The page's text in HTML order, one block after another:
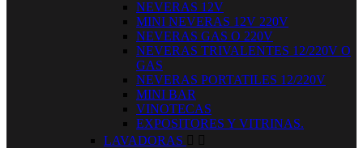
NEVERAS 12V
MINI NEVERAS 12V 220V
NEVERAS GAS O 220V
NEVERAS TRIVALENTES 12/220V O
GAS
NEVERAS PORTATILES 12/220V
MINI BAR
VINOTECAS
EXPOSITORES Y VITRINAS.
LAVADORAS  